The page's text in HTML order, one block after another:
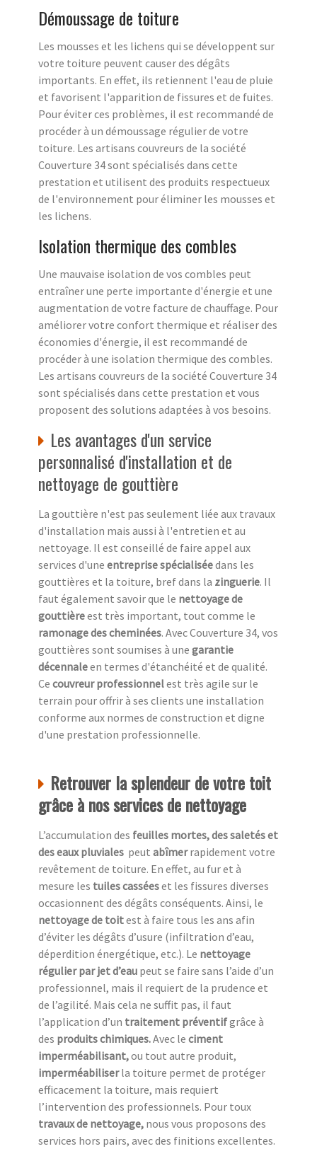
Démoussage de toiture
Les mousses et les lichens qui se développent sur
votre toiture peuvent causer des dégâts
importants. En effet, ils retiennent l'eau de pluie
et favorisent l'apparition de fissures et de fuites.
Pour éviter ces problèmes, il est recommandé de
procéder à un démoussage régulier de votre
toiture. Les artisans couvreurs de la société
Couverture 34 sont spécialisés dans cette
prestation et utilisent des produits respectueux
de l'environnement pour éliminer les mousses et
les lichens.
Isolation thermique des combles
Une mauvaise isolation de vos combles peut
entraîner une perte importante d'énergie et une
augmentation de votre facture de chauffage. Pour
améliorer votre confort thermique et réaliser des
économies d'énergie, il est recommandé de
procéder à une isolation thermique des combles.
Les artisans couvreurs de la société Couverture 34
sont spécialisés dans cette prestation et vous
proposent des solutions adaptées à vos besoins.
Les avantages d'un service
personnalisé d'installation et de
nettoyage de gouttière
La gouttière n'est pas seulement liée aux travaux
d'installation mais aussi à l'entretien et au
nettoyage. Il est conseillé de faire appel aux
services d'une entreprise spécialiséedans les
gouttières et la toiture, bref dans la zinguerie. Il
faut également savoir que le nettoyage de
gouttièreest très important, tout comme le
ramonage des cheminées. Avec Couverture 34, vos
gouttières sont soumises à une garantie
décennaleen termes d'étanchéité et de qualité.
Ce couvreur professionnelest très agile sur le
terrain pour offrir à ses clients une installation
conforme aux normes de construction et digne
d'une prestation professionnelle.
Retrouver la splendeur de votre toit
grâce à nos services de nettoyage
L’accumulation des feuilles mortes, des saletés et
des eaux pluviales peut abîmerrapidement votre
revêtement de toiture. En effet, au fur et à
mesure les tuiles casséeset les fissures diverses
occasionnent des dégâts conséquents. Ainsi, le
nettoyage de toitest à faire tous les ans afin
d’éviter les dégâts d’usure (infiltration d’eau,
déperdition énergétique, etc.). Le nettoyage
régulier par jet d’eau peut se faire sans l’aide d’un
professionnel, mais il requiert de la prudence et
de l’agilité. Mais cela ne suffit pas, il faut
l’application d’un traitement préventifgrâce à
des produits chimiques.Avec le ciment
imperméabilisant,ou tout autre produit,
imperméabiliserla toiture permet de protéger
efficacement la toiture, mais requiert
l’intervention des professionnels. Pour toux
travaux de nettoyage, nous vous proposons des
services hors pairs, avec des finitions excellentes.